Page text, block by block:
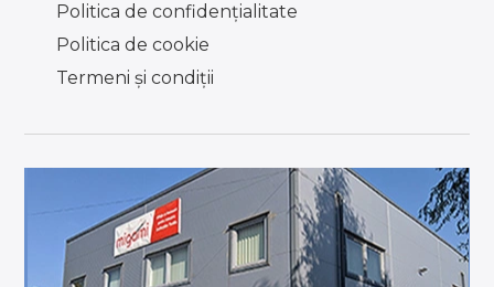
Politica de confidențialitate
Politica de cookie
Termeni şi condiţii